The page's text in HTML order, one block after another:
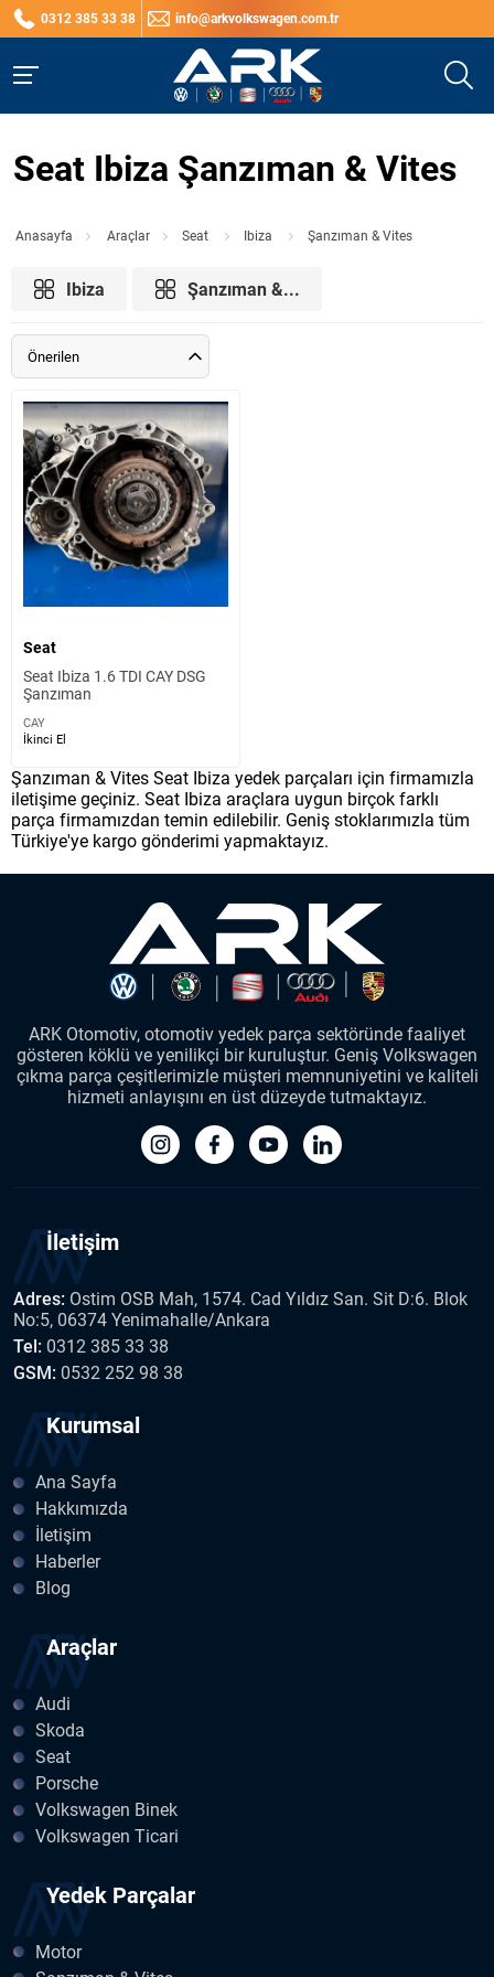
0312 385 33 38 info@arkvolkswagen.com.tr
Seat Ibiza Şanzıman & Vites
Anasayfa Araçlar Seat Ibiza Şanzıman & Vites
Ibiza Şanzıman &...
Önerilen
Seat
Seat Ibiza 1.6 TDI CAY DSG
Şanzıman
CAY
İkinci El
Şanzıman & Vites Seat Ibiza yedek parçaları için firmamızla
iletişime geçiniz. Seat Ibiza araçlara uygun birçok farklı
parça firmamızdan temin edilebilir. Geniş stoklarımızla tüm
Türkiye'ye kargo gönderimi yapmaktayız.
ARK Otomotiv, otomotiv yedek parça sektöründe faaliyet
gösteren köklü ve yenilikçi bir kuruluştur. Geniş Volkswagen
çıkma parça çeşitlerimizle müşteri memnuniyetini ve kaliteli
hizmeti anlayışını en üst düzeyde tutmaktayız.
İletişim
Adres: Ostim OSB Mah, 1574. Cad Yıldız San. Sit D:6. Blok
No:5, 06374 Yenimahalle/Ankara
Tel: 0312 385 33 38
GSM: 0532 252 98 38
Kurumsal
Ana Sayfa
Hakkımızda
İletişim
Haberler
Blog
Araçlar
Audi
Skoda
Seat
Porsche
Volkswagen Binek
Volkswagen Ticari
Yedek Parçalar
Motor